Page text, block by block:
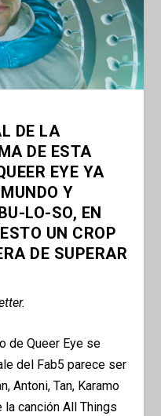
DE LA
DE ESTA
EYE YA
Y
LO-SO, EN
UN CROP
DE SUPERAR
de Queer Eye se
del Fab5 parece ser
Antoni, Tan, Karamo
canción All Things